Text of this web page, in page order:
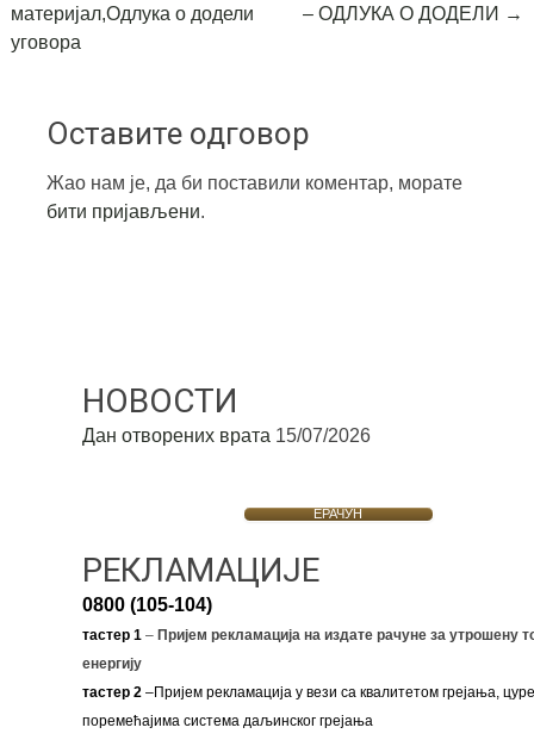
материјал,Одлука о додели
уговора
– ОДЛУКА О ДОДЕЛИ →
Оставите одговор
Жао нам је, да би поставили коментар, морате
бити пријављени.
НОВОСТИ
Дан отворених врата 15/07/2026
ЕРАЧУН
РЕКЛАМАЦИЈЕ
0800 (105-104)
тастер 1–Пријем рекламација на издате рачуне за утрошену
енергију
тастер 2–Пријем рекламација у вези са квалитетом грејања,
поремећајима система даљинског грејања